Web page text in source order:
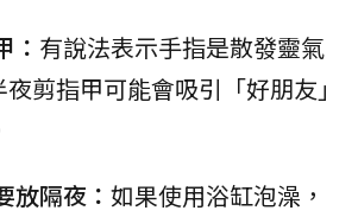
： 有說法表示手指是散發靈氣
剪指甲可能會吸引「好朋友」
放隔夜： 如果使用浴缸泡澡，